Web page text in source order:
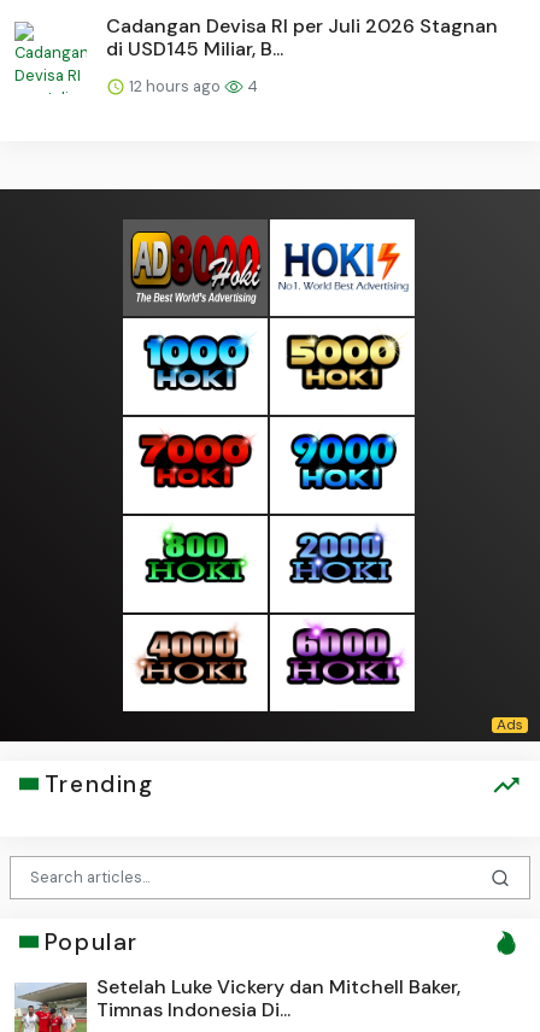
Cadangan Devisa RI per Juli 2026 Stagnan
di USD145 Miliar, B...
12 hours ago 4
Trending
Popular
Setelah Luke Vickery dan Mitchell Baker,
Timnas Indonesia Di...